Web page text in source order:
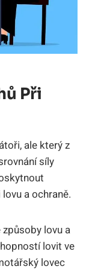
Při
ale který z
síly
a ochraně.
lovu a
lovit ve
lovec